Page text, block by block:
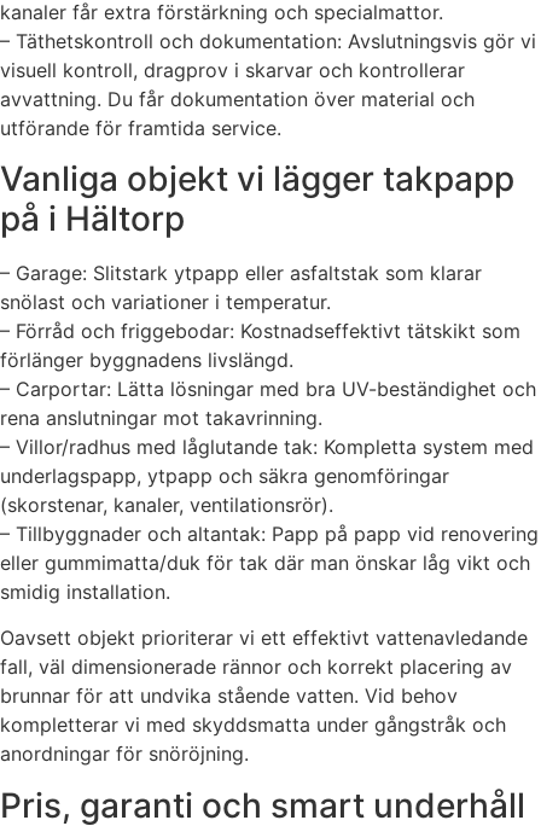
kanaler får extra förstärkning och specialmattor.
– Täthetskontroll och dokumentation: Avslutningsvis gör vi
visuell kontroll, dragprov i skarvar och kontrollerar
avvattning. Du får dokumentation över material och
utförande för framtida service.
Vanliga objekt vi lägger takpapp
på i Hältorp
– Garage: Slitstark ytpapp eller asfaltstak som klarar
snölast och variationer i temperatur.
– Förråd och friggebodar: Kostnadseffektivt tätskikt som
förlänger byggnadens livslängd.
– Carportar: Lätta lösningar med bra UV-beständighet och
rena anslutningar mot takavrinning.
– Villor/radhus med låglutande tak: Kompletta system med
underlagspapp, ytpapp och säkra genomföringar
(skorstenar, kanaler, ventilationsrör).
– Tillbyggnader och altantak: Papp på papp vid renovering
eller gummimatta/duk för tak där man önskar låg vikt och
smidig installation.
Oavsett objekt prioriterar vi ett effektivt vattenavledande
fall, väl dimensionerade rännor och korrekt placering av
brunnar för att undvika stående vatten. Vid behov
kompletterar vi med skyddsmatta under gångstråk och
anordningar för snöröjning.
Pris, garanti och smart underhåll